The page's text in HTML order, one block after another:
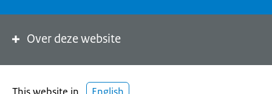
Over deze website